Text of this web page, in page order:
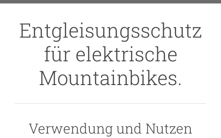
Kontaktieren Sie uns
Entgleisungsschutz
für elektrische
Mountainbikes.
Verwendung und Nutzen